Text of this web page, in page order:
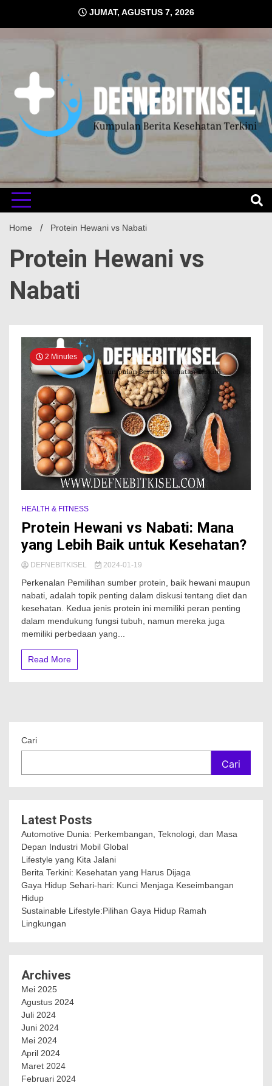
content
JUMAT, AGUSTUS 7, 2026
Home Protein Hewani vs Nabati
Protein Hewani vs
Nabati
2 Minutes
HEALTH & FITNESS
Protein Hewani vs Nabati: Mana
yang Lebih Baik untuk Kesehatan?
DEFNEBITKISEL 2024-01-19
Perkenalan Pemilihan sumber protein, baik hewani maupun
nabati, adalah topik penting dalam diskusi tentang diet dan
kesehatan. Kedua jenis protein ini memiliki peran penting
dalam mendukung fungsi tubuh, namun mereka juga
memiliki perbedaan yang...
Read More
Cari
Cari
Latest Posts
Automotive Dunia: Perkembangan, Teknologi, dan Masa
Depan Industri Mobil Global
Lifestyle yang Kita Jalani
Berita Terkini: Kesehatan yang Harus Dijaga
Gaya Hidup Sehari-hari: Kunci Menjaga Keseimbangan
Hidup
Sustainable Lifestyle:Pilihan Gaya Hidup Ramah
Lingkungan
Archives
Mei 2025
Agustus 2024
Juli 2024
Juni 2024
Mei 2024
April 2024
Maret 2024
Februari 2024